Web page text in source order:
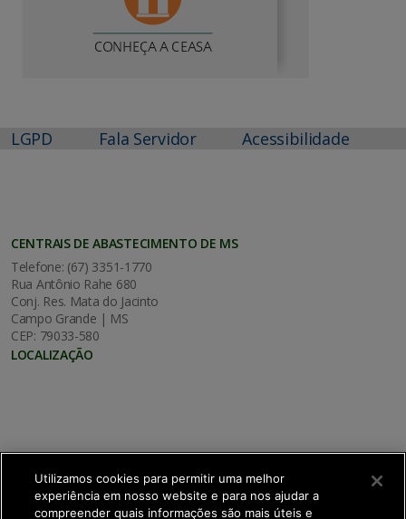
LGPD Fala Servidor Acessibilidade
CENTRAIS DE ABASTECIMENTO DE MS
Telefone: (67) 3351-1770
Rua Antônio Rahe 680
Conj. Res. Mata do Jacinto
Campo Grande | MS
CEP: 79033-580
LOCALIZAÇÃO
Utilizamos cookies para permitir uma melhor
experiência em nosso website e para nos ajudar a
compreender quais informações são mais úteis e